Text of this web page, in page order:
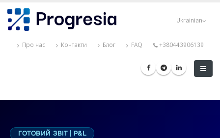
до
основного
Ukrainian
Про нас Контакти Блог FAQ +380443906139
ГОТОВИЙ ЗВІТ | P&L